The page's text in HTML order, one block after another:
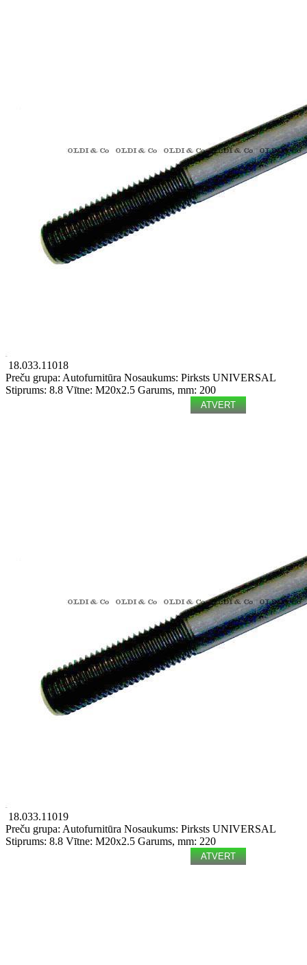
18.033.11018
Preču grupa: Autofurnitūra Nosaukums: Pirksts UNIVERSAL
Stiprums: 8.8 Vītne: M20x2.5 Garums, mm: 200
ATVERT
18.033.11019
Preču grupa: Autofurnitūra Nosaukums: Pirksts UNIVERSAL
Stiprums: 8.8 Vītne: M20x2.5 Garums, mm: 220
ATVERT